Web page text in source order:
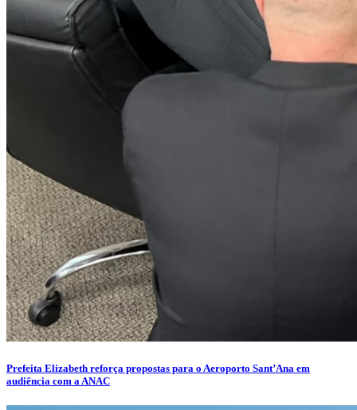
Prefeita Elizabeth reforça propostas para o Aeroporto Sant’Ana em
audiência com a ANAC